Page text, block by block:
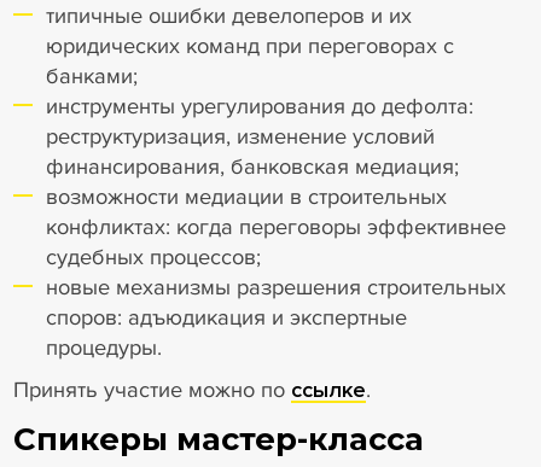
типичные ошибки девелоперов и их
юридических команд при переговорах с
банками;
инструменты урегулирования до дефолта:
реструктуризация, изменение условий
финансирования, банковская медиация;
возможности медиации в строительных
конфликтах: когда переговоры эффективнее
судебных процессов;
новые механизмы разрешения строительных
споров: адъюдикация и экспертные
процедуры.
Принять участие можно по ссылке.
Спикеры мастер-класса